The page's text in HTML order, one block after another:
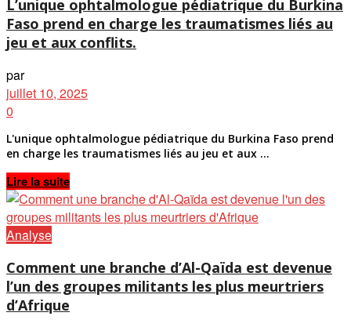
L’unique ophtalmologue pédiatrique du Burkina
Faso prend en charge les traumatismes liés au
jeu et aux conflits.
par
juillet 10, 2025
0
L'unique ophtalmologue pédiatrique du Burkina Faso prend
en charge les traumatismes liés au jeu et aux ...
Lire la suiteDetails
Analyse
Comment une branche d’Al-Qaïda est devenue
l’un des groupes militants les plus meurtriers
d’Afrique